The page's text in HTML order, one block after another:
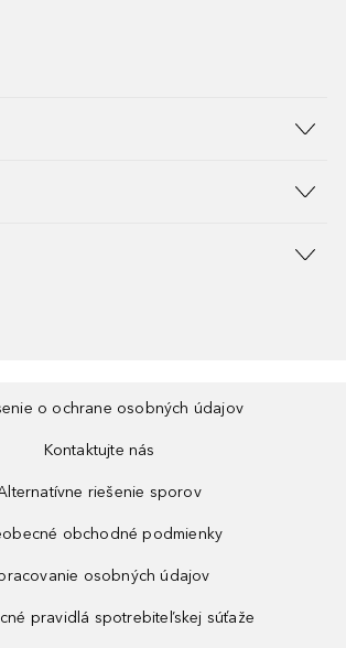
o ochrane osobných údajov
Kontaktujte nás
riešenie sporov
obchodné podmienky
osobných údajov
pravidlá spotrebiteľskej súťaže